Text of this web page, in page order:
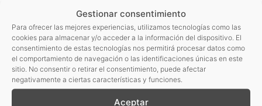
Gestionar consentimiento
Para ofrecer las mejores experiencias, utilizamos tecnologías como las
cookies para almacenar y/o acceder a la información del dispositivo. El
consentimiento de estas tecnologías nos permitirá procesar datos como
el comportamiento de navegación o las identificaciones únicas en este
sitio. No consentir o retirar el consentimiento, puede afectar
negativamente a ciertas características y funciones.
Aceptar
Consiento el uso de mis datos personales para que
atiendan mi solicitud, según lo establecido en suPolítica
de Privacidad.
Consiento el uso de mis datos para recibir información y
comunicaciones comerciales de su entidad.